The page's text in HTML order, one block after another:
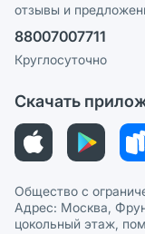
Ваши товары на
Политика
Пользовательское
Политика
Этика и
Политика в
отзывы и
88007007711
Круглосуточно
Скачать
Общество с
Адрес: Москва,
цокольный этаж,